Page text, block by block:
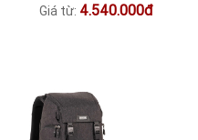
Giá từ: 4.540.000đ